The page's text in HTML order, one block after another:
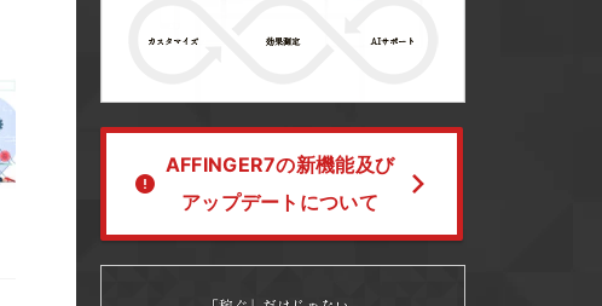
AFFINGER7の新機能及び
アップデートについて